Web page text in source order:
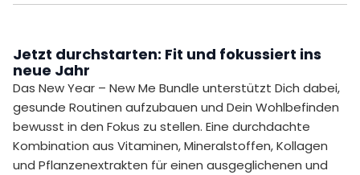
Jetzt durchstarten: Fit und fokussiert ins
neue Jahr
Das New Year – New Me Bundle unterstützt Dich dabei,
gesunde Routinen aufzubauen und Dein Wohlbefinden
bewusst in den Fokus zu stellen. Eine durchdachte
Kombination aus Vitaminen, Mineralstoffen, Kollagen
und Pflanzenextrakten für einen ausgeglichenen und